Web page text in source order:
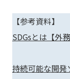
【参考資料】
SDGsとは【外
持続可能な開発